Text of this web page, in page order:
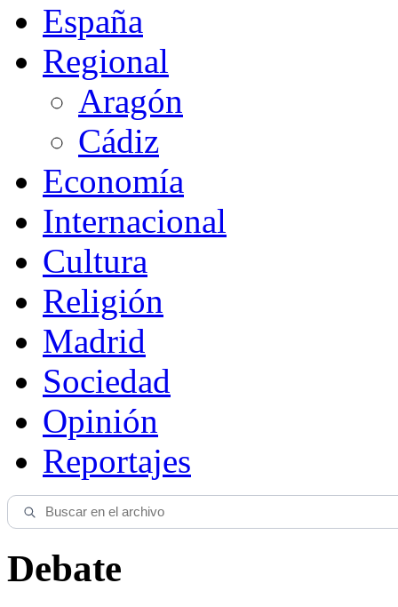
España
Regional
Aragón
Cádiz
Economía
Internacional
Cultura
Religión
Madrid
Sociedad
Opinión
Reportajes
Debate